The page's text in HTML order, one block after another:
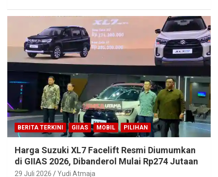
BERITA TERKINI GIIAS MOBIL PILIHAN
Harga Suzuki XL7 Facelift Resmi Diumumkan
di GIIAS 2026, Dibanderol Mulai Rp274 Jutaan
29 Juli 2026 Yudi Atmaja